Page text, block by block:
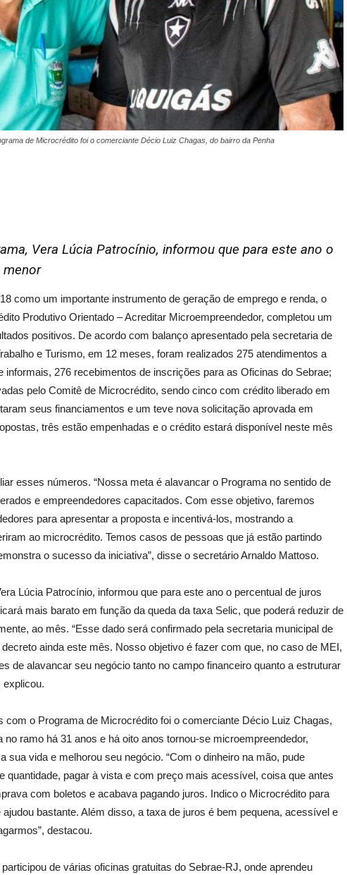
de Microcrédito foi o comerciante Décio Luiz Chagas, do bairro da Penha
Vera Lúcia Patrocínio, informou que para este ano o
menor
como um importante instrumento de geração de emprego e renda, o
Produtivo Orientado – Acreditar Microempreendedor, completou um
positivos. De acordo com balanço apresentado pela secretaria de
e Turismo, em 12 meses, foram realizados 275 atendimentos a
informais, 276 recebimentos de inscrições para as Oficinas do Sebrae;
pelo Comitê de Microcrédito, sendo cinco com crédito liberado em
seus financiamentos e um teve nova solicitação aprovada em
três estão empenhadas e o crédito estará disponível neste mês
esses números. “Nossa meta é alavancar o Programa no sentido de
e empreendedores capacitados. Com esse objetivo, faremos
para apresentar a proposta e incentivá-los, mostrando a
ao microcrédito. Temos casos de pessoas que já estão partindo
o sucesso da iniciativa”, disse o secretário Arnaldo Mattoso.
Lúcia Patrocínio, informou que para este ano o percentual de juros
mais barato em função da queda da taxa Selic, que poderá reduzir de
ao mês. “Esse dado será confirmado pela secretaria municipal de
ainda este mês. Nosso objetivo é fazer com que, no caso de MEI,
de alavancar seu negócio tanto no campo financeiro quanto a estruturar
explicou.
com o Programa de Microcrédito foi o comerciante Décio Luiz Chagas,
no ramo há 31 anos e há oito anos tornou-se microempreendedor,
sua vida e melhorou seu negócio. “Com o dinheiro na mão, pude
quantidade, pagar à vista e com preço mais acessível, coisa que antes
com boletos e acabava pagando juros. Indico o Microcrédito para
bastante. Além disso, a taxa de juros é bem pequena, acessível e
destacou.
de várias oficinas gratuitas do Sebrae-RJ, onde aprendeu